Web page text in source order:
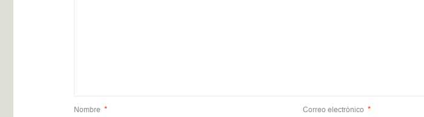
Nombre * Correo electrónico *